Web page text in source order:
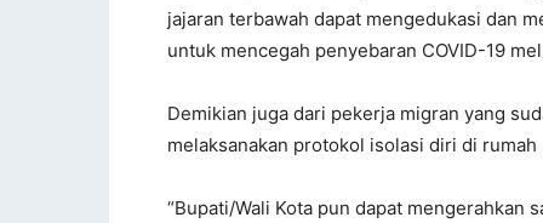
jajaran terbawah dapat mengedukasi dan
untuk mencegah penyebaran COVID-19
Demikian juga dari pekerja migran yang
melaksanakan protokol isolasi diri di
“Bupati/Wali Kota pun dapat mengerahkan